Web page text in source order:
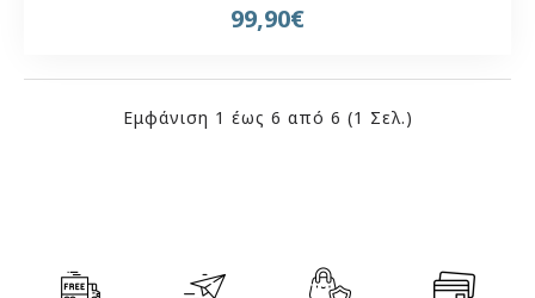
99,90€
Εμφάνιση 1 έως 6 από 6 (1 Σελ.)